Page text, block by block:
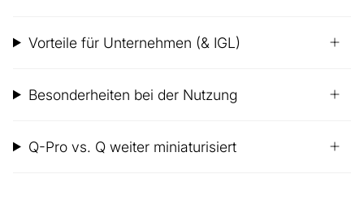
Vorteile für Unternehmen (& IGL)
Besonderheiten bei der Nutzung
Q-Pro vs. Q weiter miniaturisiert